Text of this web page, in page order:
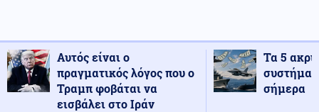
Αυτός είναι ο
πραγματικός λόγος που ο
Τραμπ φοβάται να
εισβάλει στο Ιράν
Τα 5
σήμερα